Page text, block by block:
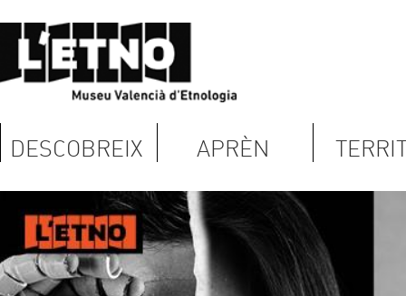
APRÈN TERRITORI